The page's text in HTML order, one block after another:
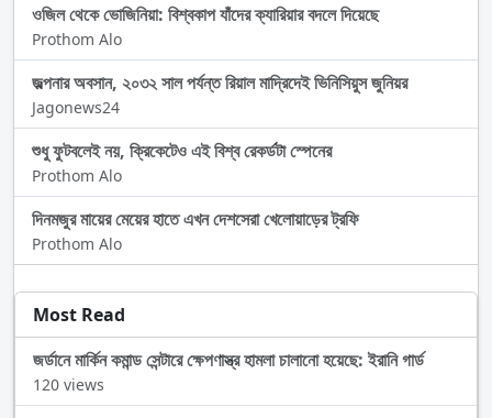
ওজিল থেকে ভোজিনিয়া: বিশ্বকাপ যাঁদের ক্যারিয়ার বদলে দিয়েছে
Prothom Alo
জল্পনার অবসান, ২০৩২ সাল পর্যন্ত রিয়াল মাদ্রিদেই ভিনিসিয়ুস জুনিয়র
Jagonews24
শুধু ফুটবলেই নয়, ক্রিকেটেও এই বিশ্ব রেকর্ডটা স্পেনের
Prothom Alo
দিনমজুর মায়ের মেয়ের হাতে এখন দেশসেরা খেলোয়াড়ের ট্রফি
Prothom Alo
Most Read
জর্ডানে মার্কিন কমান্ড সেন্টারে ক্ষেপণাস্ত্র হামলা চালানো হয়েছে: ইরানি গার্ড
120 views